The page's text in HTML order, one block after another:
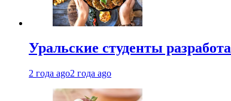
Уральские студенты
2 года ago2 года ago